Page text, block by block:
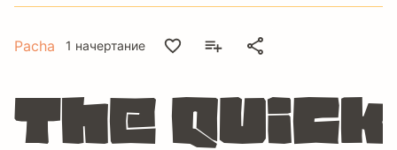
Pacha 1 начертание
The